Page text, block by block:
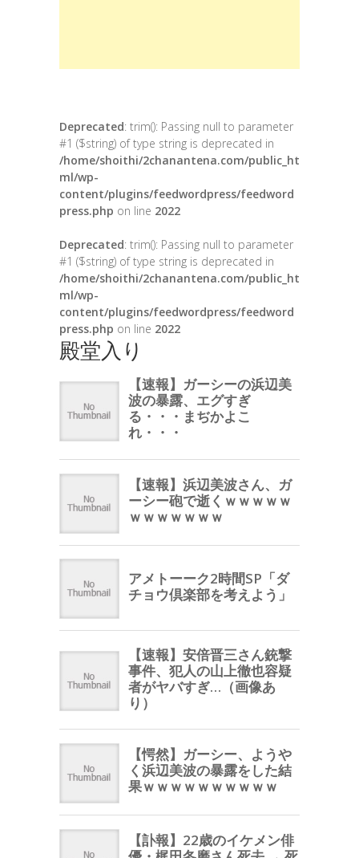
Deprecated: trim(): Passing null to parameter
#1 ($string) of type string is deprecated in
/home/shoithi/2chanantena.com/public_ht
ml/wp-
content/plugins/feedwordpress/feedword
press.php on line 2022
Deprecated: trim(): Passing null to parameter
#1 ($string) of type string is deprecated in
/home/shoithi/2chanantena.com/public_ht
ml/wp-
content/plugins/feedwordpress/feedword
press.php on line 2022
殿堂入り